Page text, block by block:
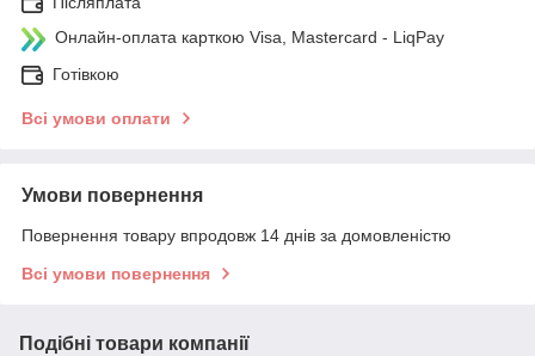
Онлайн-оплата карткою Visa, Mastercard - LiqPay
Готівкою
Всі умови оплати
Умови повернення
Повернення товару впродовж 14 днів за домовленістю
Всі умови повернення
Подібні товари компанії